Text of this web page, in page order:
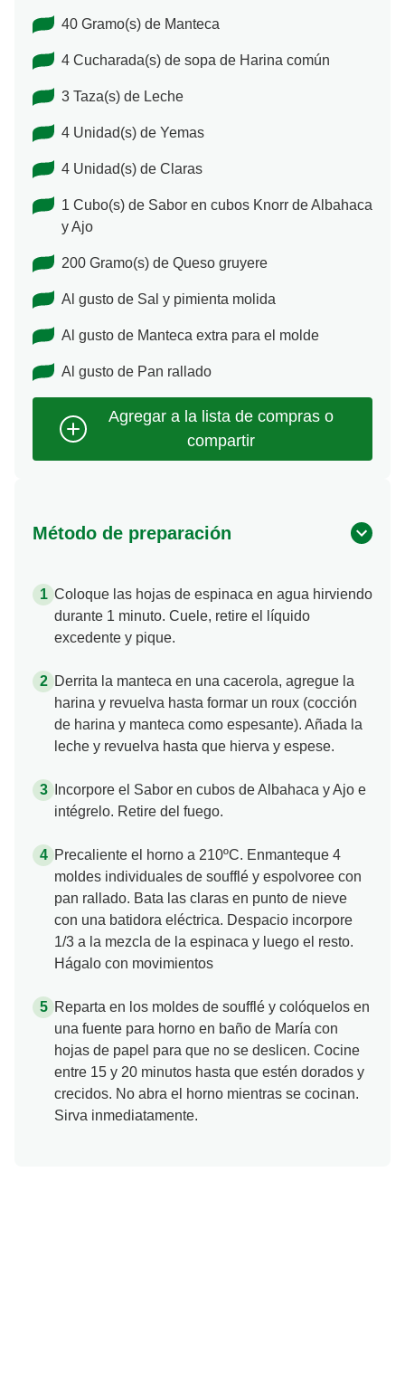
40 Gramo(s) de Manteca
4 Cucharada(s) de sopa de Harina común
3 Taza(s) de Leche
4 Unidad(s) de Yemas
4 Unidad(s) de Claras
1 Cubo(s) de Sabor en cubos Knorr de Albahaca
y Ajo
200 Gramo(s) de Queso gruyere
Al gusto de Sal y pimienta molida
Al gusto de Manteca extra para el molde
Al gusto de Pan rallado
Método de preparación
Coloque las hojas de espinaca en agua hirviendo
durante 1 minuto. Cuele, retire el líquido
excedente y pique.
Derrita la manteca en una cacerola, agregue la
harina y revuelva hasta formar un roux (cocción
de harina y manteca como espesante). Añada la
leche y revuelva hasta que hierva y espese.
Incorpore el Sabor en cubos de Albahaca y Ajo e
intégrelo. Retire del fuego.
Precaliente el horno a 210ºC. Enmanteque 4
moldes individuales de soufflé y espolvoree con
pan rallado. Bata las claras en punto de nieve
con una batidora eléctrica. Despacio incorpore
1/3 a la mezcla de la espinaca y luego el resto.
Hágalo con movimientos
Reparta en los moldes de soufflé y colóquelos en
una fuente para horno en baño de María con
hojas de papel para que no se deslicen. Cocine
entre 15 y 20 minutos hasta que estén dorados y
crecidos. No abra el horno mientras se cocinan.
Sirva inmediatamente.